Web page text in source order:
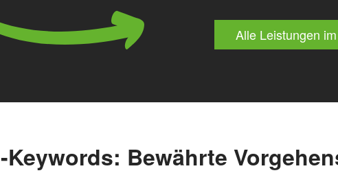
Alle Leistungen
Bewährte